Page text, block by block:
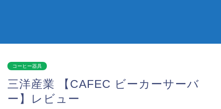
コーヒー器具
三洋産業 【CAFEC ビーカーサーバ
ー】レビュー